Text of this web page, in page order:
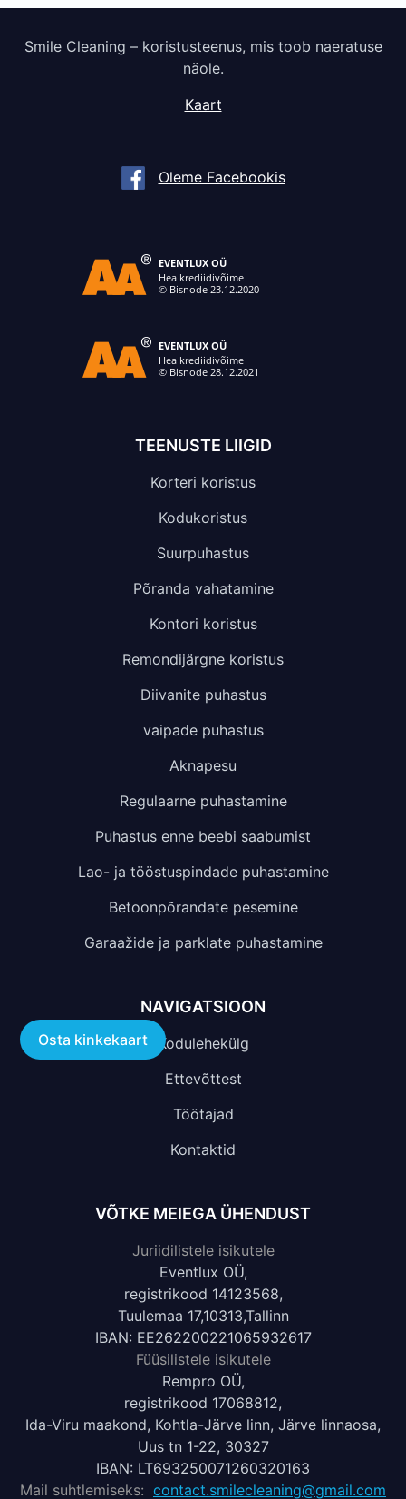
Smile Cleaning – koristusteenus, mis toob naeratuse
näole.
Kaart
Oleme Facebookis
TEENUSTE LIIGID
Korteri koristus
Kodukoristus
Suurpuhastus
Põranda vahatamine
Kontori koristus
Remondijärgne koristus
Diivanite puhastus
vaipade puhastus
Aknapesu
Regulaarne puhastamine
Puhastus enne beebi saabumist
Lao- ja tööstuspindade puhastamine
Betoonpõrandate pesemine
Garaažide ja parklate puhastamine
NAVIGATSIOON
Kodulehekülg
Ettevõttest
Töötajad
Kontaktid
VÕTKE MEIEGA ÜHENDUST
Juriidilistele isikutele
Eventlux OÜ,
registrikood 14123568,
Tuulemaa 17,10313,Tallinn
IBAN: EE262200221065932617
Füüsilistele isikutele
Rempro OÜ,
registrikood 17068812,
Ida-Viru maakond, Kohtla-Järve linn, Järve linnaosa,
Uus tn 1-22, 30327
IBAN: LT693250071260320163
Mail suhtlemiseks: contact.smilecleaning@gmail.com
Osta kinkekaart